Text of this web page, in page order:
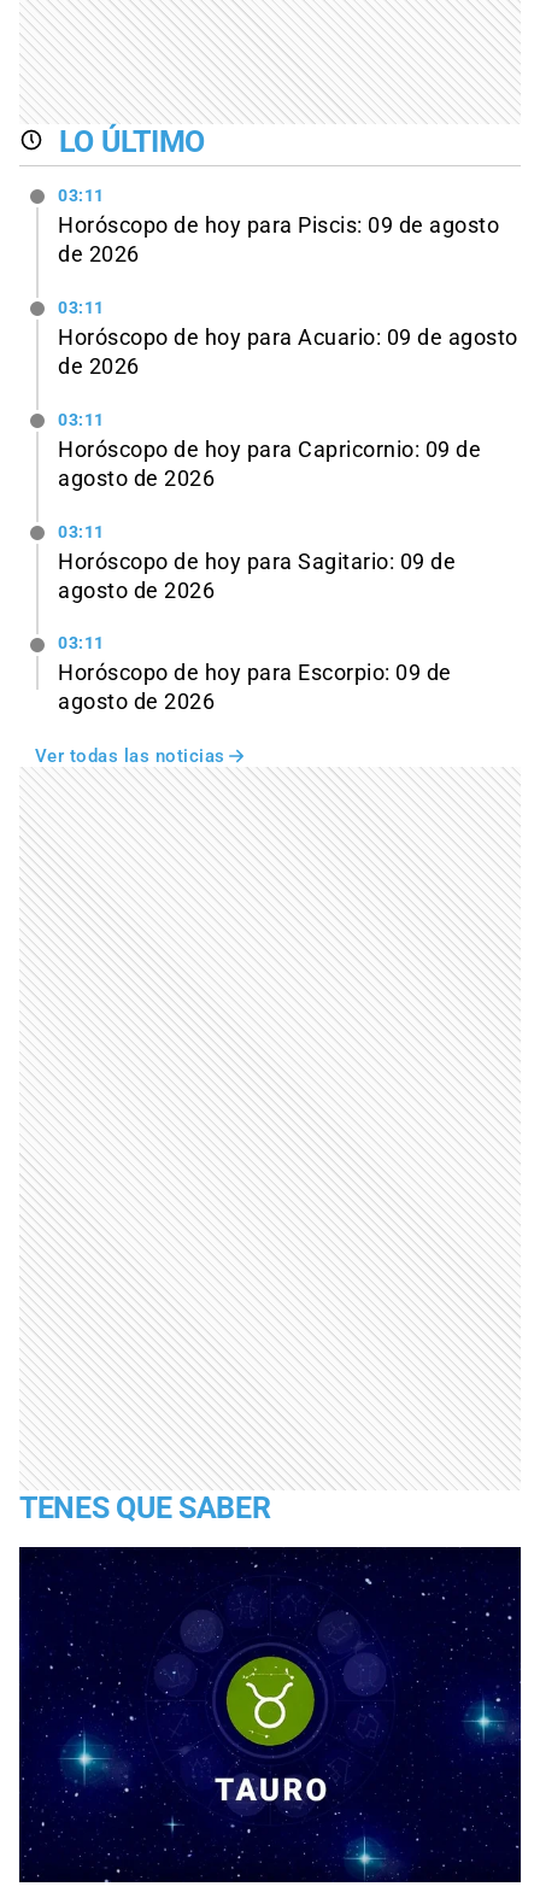
LO ÚLTIMO
03:11
Horóscopo de hoy para Piscis: 09 de agosto
de 2026
03:11
Horóscopo de hoy para Acuario: 09 de agosto
de 2026
03:11
Horóscopo de hoy para Capricornio: 09 de
agosto de 2026
03:11
Horóscopo de hoy para Sagitario: 09 de
agosto de 2026
03:11
Horóscopo de hoy para Escorpio: 09 de
agosto de 2026
Ver todas las noticias
TENES QUE SABER